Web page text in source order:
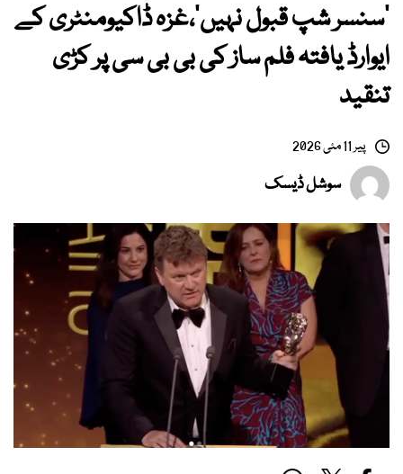
’سنسر شپ قبول نہیں‘،غزہ ڈاکیومنٹری کے
ایوارڈ یافتہ فلم ساز کی بی بی سی پر کڑی
تنقید
پیر 11 مئی 2026
سوشل ڈیسک